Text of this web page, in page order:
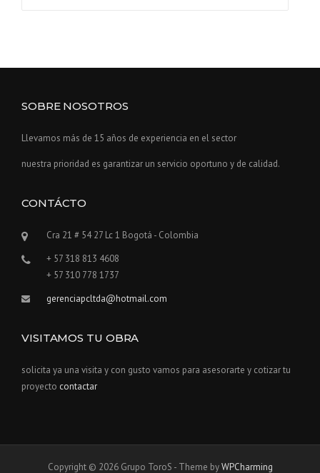
SOBRE NOSOTROS
Llevamos más de 15 años de experiencia en el sector
nuestra prioridad es garantizar un servicio oportuno y de calidad.
CONTÁCTO
Cra 21 # 54 27 Lc 1 Bogotá - Colombia
+ 57 318 813 4608
+ 57 310 778 1737
gerenciapcltda@hotmail.com
VISITAMOS TU OBRA
solicita ya una visita y con gusto vamos para asesorarte y cotizar tu
proyecto contactar
Copyright © 2026 Grupo ToroS - Theme byWPCharming